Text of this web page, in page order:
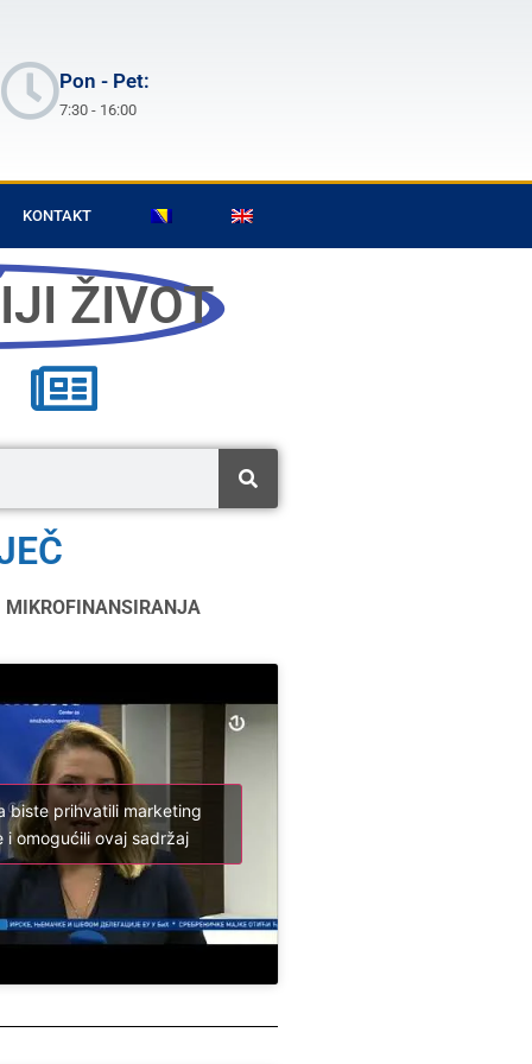
Pon - Pet:
7:30 - 16:00
KONTAKT
ŽIVOT
biste prihvatili marketing
i omogućili ovaj sadržaj